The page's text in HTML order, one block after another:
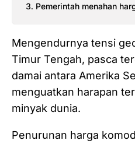
Pemerintah menahan
Mengendurnya tensi
Timur Tengah, pasca
damai antara Amerika
menguatkan harapan
minyak dunia.
Penurunan harga